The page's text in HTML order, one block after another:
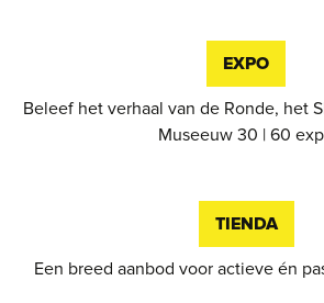
EXPO
Beleef het verhaal van de Ronde, het
Museeuw 30 | 60
TIENDA
Een breed aanbod voor actieve én